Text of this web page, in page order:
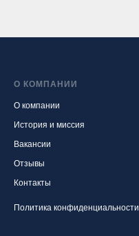
О КОМПАНИИ
О компании
История и миссия
Вакансии
Отзывы
Контакты
Политика конфиденциальности